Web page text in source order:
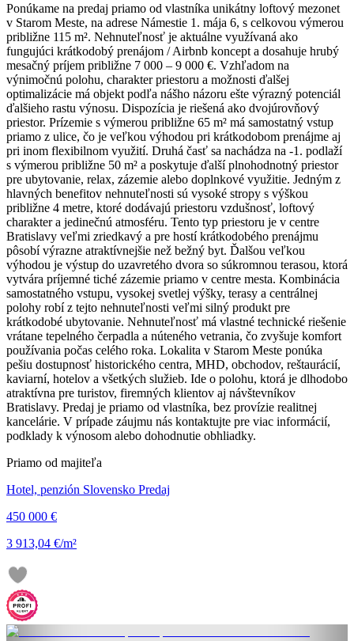
Ponúkame na predaj priamo od vlastníka unikátny loftový mezonet
v Starom Meste, na adrese Námestie 1. mája 6, s celkovou výmerou
približne 115 m². Nehnuteľnosť je aktuálne využívaná ako
fungujúci krátkodobý prenájom / Airbnb koncept a dosahuje hrubý
mesačný príjem približne 7 000 – 9 000 €. Vzhľadom na
výnimočnú polohu, charakter priestoru a možnosti ďalšej
optimalizácie má objekt podľa nášho názoru ešte výrazný potenciál
ďalšieho rastu výnosu. Dispozícia je riešená ako dvojúrovňový
priestor. Prízemie s výmerou približne 65 m² má samostatný vstup
priamo z ulice, čo je veľkou výhodou pri krátkodobom prenájme aj
pri inom flexibilnom využití. Druhá časť sa nachádza na -1. podlaží
s výmerou približne 50 m² a poskytuje ďalší plnohodnotný priestor
pre ubytovanie, relax, zázemie alebo doplnkové využitie. Jedným z
hlavných benefitov nehnuteľnosti sú vysoké stropy s výškou
približne 4 metre, ktoré dodávajú priestoru vzdušnosť, loftový
charakter a jedinečnú atmosféru. Tento typ priestoru je v centre
Bratislavy veľmi zriedkavý a pre hostí krátkodobého prenájmu
pôsobí výrazne atraktívnejšie než bežný byt. Ďalšou veľkou
výhodou je výstup do uzavretého dvora so súkromnou terasou, ktorá
vytvára príjemné tiché zázemie priamo v centre mesta. Kombinácia
samostatného vstupu, vysokej svetlej výšky, terasy a centrálnej
polohy robí z tejto nehnuteľnosti veľmi silný produkt pre
krátkodobé ubytovanie. Nehnuteľnosť má vlastné technické riešenie
vrátane tepelného čerpadla a núteného vetrania, čo zvyšuje komfort
používania počas celého roka. Lokalita v Starom Meste ponúka
pešiu dostupnosť historického centra, MHD, obchodov, reštaurácií,
kaviarní, hotelov a všetkých služieb. Ide o polohu, ktorá je dlhodobo
atraktívna pre turistov, firemných klientov aj návštevníkov
Bratislavy. Predaj je priamo od vlastníka, bez provízie realitnej
kancelárie. V prípade záujmu nás kontaktujte pre viac informácií,
podklady k výnosom alebo dohodnutie obhliadky.
Priamo od majiteľa
Hotel, penzión Slovensko Predaj
450 000 €
3 913,04 €/m²